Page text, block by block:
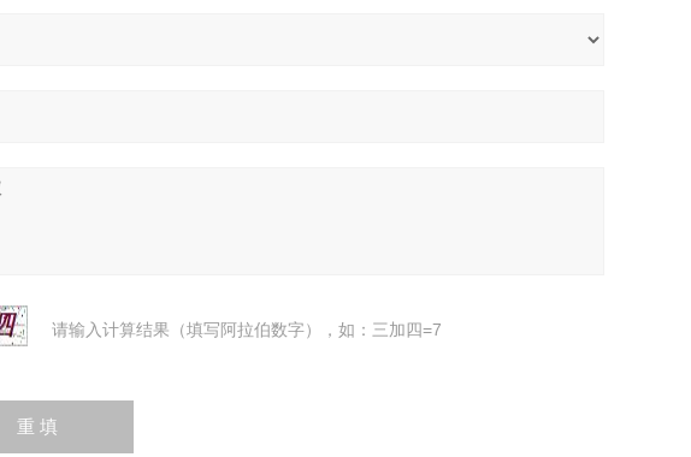
请输入计算结果（填写阿拉伯数字），如：三加四=7